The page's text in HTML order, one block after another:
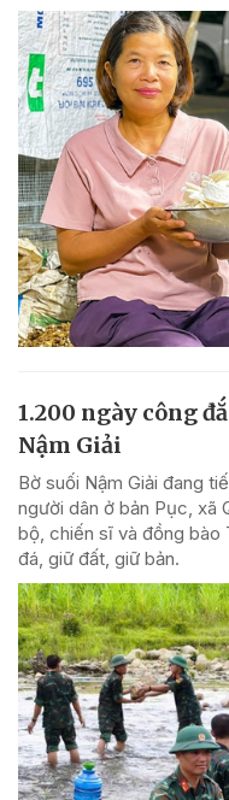
1.200 ngày công
Nậm Giải
Bờ suối Nậm Giải đang
người dân ở bản Pục, xã
bộ, chiến sĩ và đồng bào
đá, giữ đất, giữ bản.